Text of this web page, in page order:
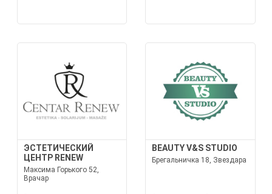
ЭСТЕТИЧЕСКИЙ
ЦЕНТР RENEW
Максима Горького 52,
Врачар
BEAUTY V&S STUDIO
Брегальничка 18, Звездара